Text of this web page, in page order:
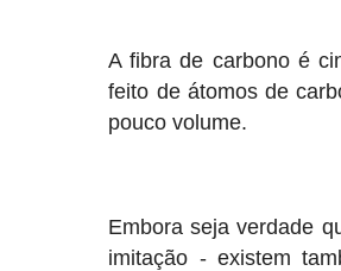
A fibra de carbono é
feito de átomos de
pouco volume.
Embora seja verdade
imitação - existem